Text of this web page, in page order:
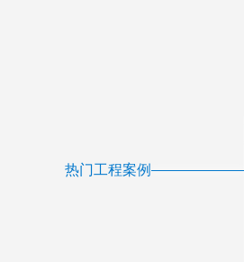
热门工程案例